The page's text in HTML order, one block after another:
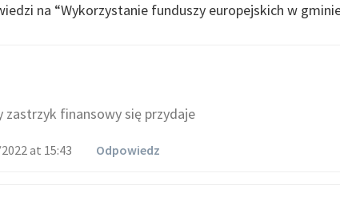
na “Wykorzystanie funduszy europejskich w
zastrzyk finansowy się przydaje
Odpowiedz
at 15:43